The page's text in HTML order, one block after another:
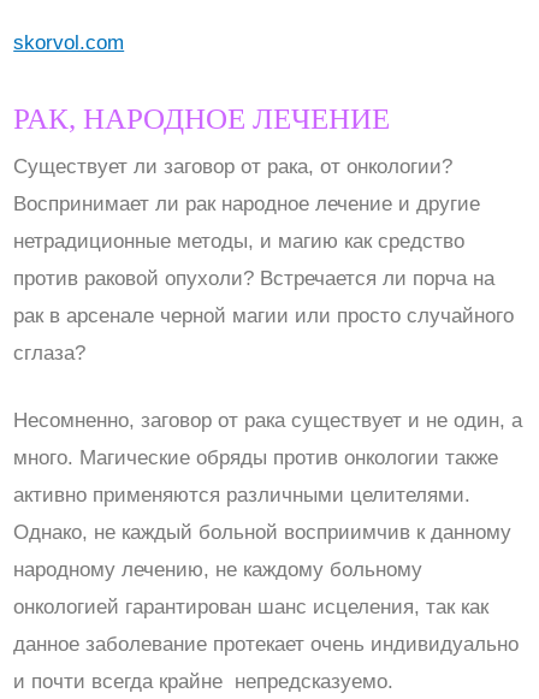
skorvol.com
РАК, НАРОДНОЕ ЛЕЧЕНИЕ
Существует ли заговор от рака, от онкологии?
Воспринимает ли рак народное лечение и другие
нетрадиционные методы, и магию как средство
против раковой опухоли? Встречается ли порча на
рак в арсенале черной магии или просто случайного
сглаза?
Несомненно, заговор от рака существует и не один, а
много. Магические обряды против онкологии также
активно применяются различными целителями.
Однако, не каждый больной восприимчив к данному
народному лечению, не каждому больному
онкологией гарантирован шанс исцеления, так как
данное заболевание протекает очень индивидуально
и почти всегда крайне непредсказуемо.